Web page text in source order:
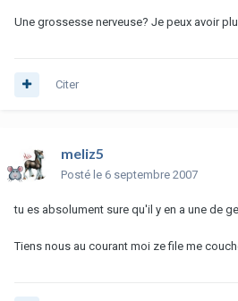
Une grossesse nerveuse? Je peux avoir
Citer
meliz5
Posté le 6 septembre 2007
tu es absolument sure qu'il y en a une de
Tiens nous au courant moi ze file me